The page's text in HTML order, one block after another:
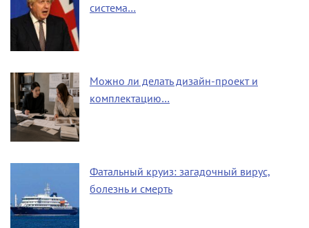
система…
Можно ли делать дизайн-проект и
комплектацию…
Фатальный круиз: загадочный вирус,
болезнь и смерть